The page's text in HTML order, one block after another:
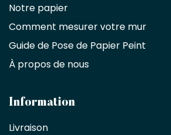
Décorateurs
d'intérieur,
designers
architectes
d'une
Notre papier
Comment mesurer votre mur
Guide de Pose de Papier Peint
À propos de nous
Information
Livraison